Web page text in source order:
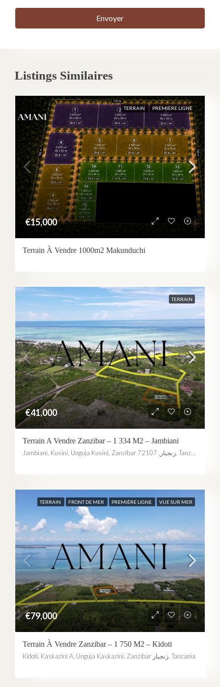
Envoyer
Listings Similaires
TERRAIN PREMIÈRE LIGNE
€15,000
Terrain À Vendre 1000m2 Makunduchi
TERRAIN
€41,000
Terrain A Vendre Zanzibar – 1 334 M2 – Jambiani
Jambiani, Kusini, Unguja Kusini, Zanzibar زنجبار, 72107, Tanzania
TERRAIN FRONT DE MER PREMIÈRE LIGNE VUE SUR MER
€79,000
Terrain À Vendre Zanzibar – 1 750 M2 – Kidoti
Kidoti, Kaskazini A, Unguja Kaskazini, Zanzibar زنجبار, Tanzania
beach. Discover the project details or speak directly with an
Amani agent.
LEARN MORE
SPEAK TO AN AGENT
NOT INTERESTED